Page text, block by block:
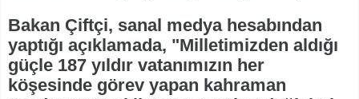
Bakan Çiftçi, sanal medya hesabından
yaptığı açıklamada, "Milletimizden aldığı
güçle 187 yıldır vatanımızın her
köşesinde görev yapan kahraman